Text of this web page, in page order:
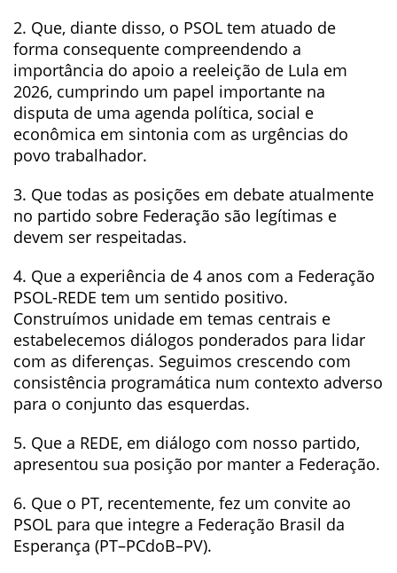
2. Que, diante disso, o PSOL tem atuado de
forma consequente compreendendo a
importância do apoio a reeleição de Lula em
2026, cumprindo um papel importante na
disputa de uma agenda política, social e
econômica em sintonia com as urgências do
povo trabalhador.
3. Que todas as posições em debate atualmente
no partido sobre Federação são legítimas e
devem ser respeitadas.
4. Que a experiência de 4 anos com a Federação
PSOL-REDE tem um sentido positivo.
Construímos unidade em temas centrais e
estabelecemos diálogos ponderados para lidar
com as diferenças. Seguimos crescendo com
consistência programática num contexto adverso
para o conjunto das esquerdas.
5. Que a REDE, em diálogo com nosso partido,
apresentou sua posição por manter a Federação.
6. Que o PT, recentemente, fez um convite ao
PSOL para que integre a Federação Brasil da
Esperança (PT–PCdoB–PV).